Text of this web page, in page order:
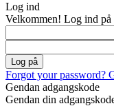
Log ind
Velkommen! Log ind
Forgot your password?
Gendan adgangskode
Gendan din